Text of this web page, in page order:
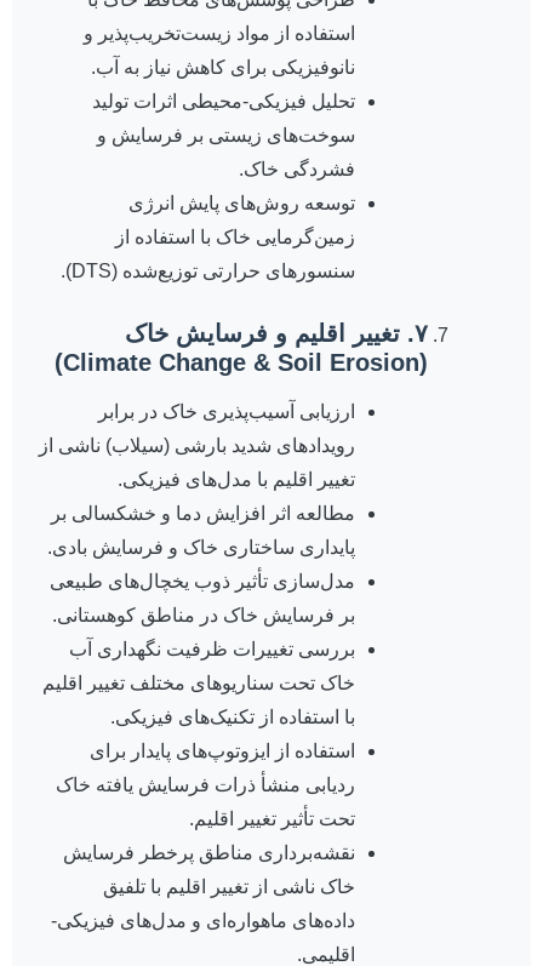
استفاده از مواد زیست‌تخریب‌پذیر و
نانوفیزیکی برای کاهش نیاز به آب.
تحلیل فیزیکی-محیطی اثرات تولید
سوخت‌های زیستی بر فرسایش و
فشردگی خاک.
توسعه روش‌های پایش انرژی
زمین‌گرمایی خاک با استفاده از
سنسورهای حرارتی توزیع‌شده (DTS).
۷. تغییر اقلیم و فرسایش خاک
(Climate Change & Soil Erosion)
ارزیابی آسیب‌پذیری خاک در برابر
رویدادهای شدید بارشی (سیلاب) ناشی از
تغییر اقلیم با مدل‌های فیزیکی.
مطالعه اثر افزایش دما و خشکسالی بر
پایداری ساختاری خاک و فرسایش بادی.
مدل‌سازی تأثیر ذوب یخچال‌های طبیعی
بر فرسایش خاک در مناطق کوهستانی.
بررسی تغییرات ظرفیت نگهداری آب
خاک تحت سناریوهای مختلف تغییر اقلیم
با استفاده از تکنیک‌های فیزیکی.
استفاده از ایزوتوپ‌های پایدار برای
ردیابی منشأ ذرات فرسایش یافته خاک
تحت تأثیر تغییر اقلیم.
نقشه‌برداری مناطق پرخطر فرسایش
خاک ناشی از تغییر اقلیم با تلفیق
داده‌های ماهواره‌ای و مدل‌های فیزیکی-
اقلیمی.